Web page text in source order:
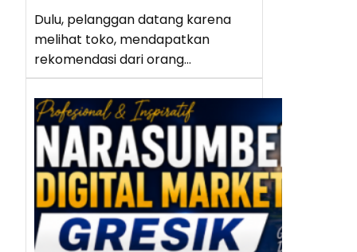
Dulu, pelanggan datang karena
melihat toko, mendapatkan
rekomendasi dari orang…